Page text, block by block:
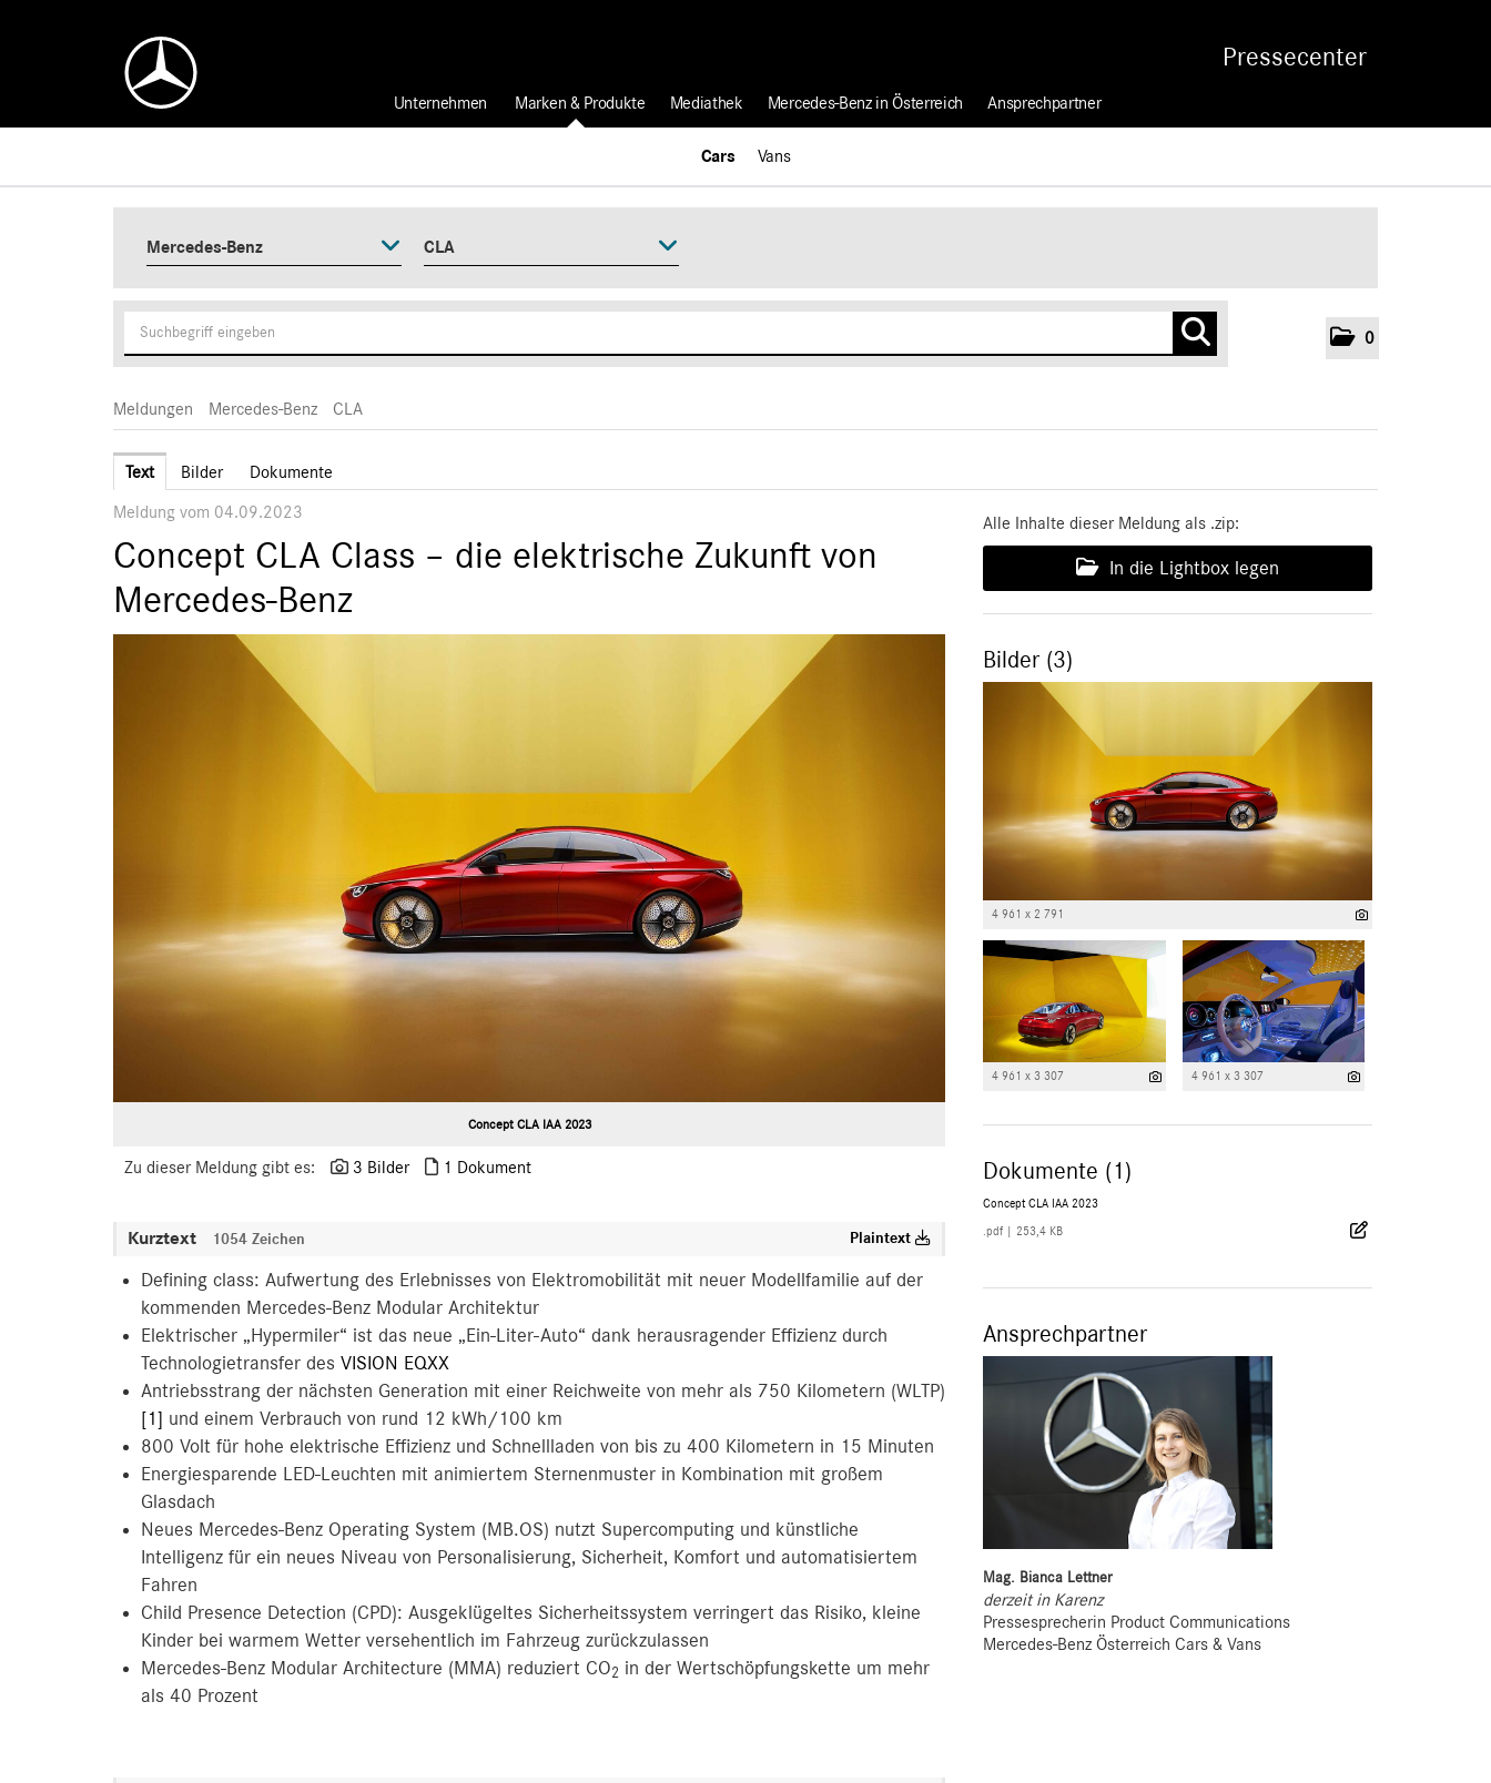
Pressecenter
0
Unternehmen Marken & Produkte
Cars
Mercedes-Benz CLA
Vans
Mediathek Mercedes-Benz in Österreich Ansprechpartner
Meldungen Mercedes-Benz CLA
Text Bilder Dokumente
Meldung vom 04.09.2023
Concept CLA Class – die elektrische Zukunft von
Mercedes-Benz
Concept CLA IAA 2023
Zu dieser Meldung gibt es: 3 Bilder 1 Dokument
Kurztext 1054 Zeichen Plaintext
Defining class: Aufwertung des Erlebnisses von Elektromobilität mit neuer Modellfamilie auf der
kommenden Mercedes-Benz Modular Architektur
Elektrischer „Hypermiler“ ist das neue „Ein-Liter-Auto“ dank herausragender Effizienz durch
Technologietransfer des VISION EQXX
Antriebsstrang der nächsten Generation mit einer Reichweite von mehr als 750 Kilometern (WLTP)
[1] und einem Verbrauch von rund 12 kWh/100 km
800 Volt für hohe elektrische Effizienz und Schnellladen von bis zu 400 Kilometern in 15 Minuten
Energiesparende LED-Leuchten mit animiertem Sternenmuster in Kombination mit großem
Glasdach
Neues Mercedes-Benz Operating System (MB.OS) nutzt Supercomputing und künstliche
Intelligenz für ein neues Niveau von Personalisierung, Sicherheit, Komfort und automatisiertem
Fahren
Child Presence Detection (CPD): Ausgeklügeltes Sicherheitssystem verringert das Risiko, kleine
Kinder bei warmem Wetter versehentlich im Fahrzeug zurückzulassen
Mercedes-Benz Modular Architecture (MMA) reduziert CO2 in der Wertschöpfungskette um mehr
als 40 Prozent
Alle Inhalte dieser Meldung als .zip:
In die Lightbox legen
Bilder (3)
4 961 x 2 791
4 961 x 3 307 4 961 x 3 307
Dokumente (1)
Concept CLA IAA 2023
.pdf 253,4 KB
Ansprechpartner
Mag. Bianca Lettner
derzeit in Karenz
Pressesprecherin Product Communications
Mercedes-Benz Österreich Cars & Vans